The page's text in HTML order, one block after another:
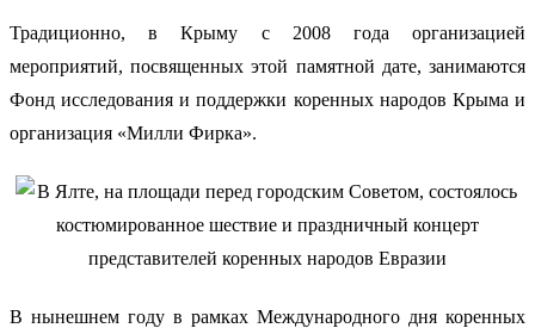
Традиционно, в Крыму с 2008 года организацией
мероприятий, посвященных этой памятной дате, занимаются
Фонд исследования и поддержки коренных народов Крыма и
организация «Милли Фирка».
В нынешнем году в рамках Международного дня коренных